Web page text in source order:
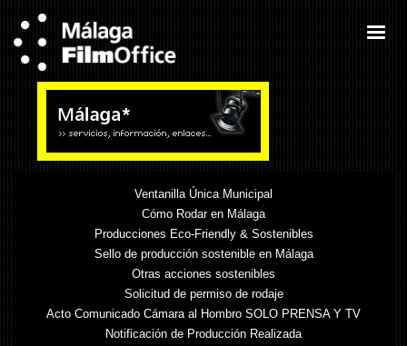
Ventanilla Única Municipal
Cómo Rodar en Málaga
Producciones Eco-Friendly & Sostenibles
Sello de producción sostenible en Málaga
Otras acciones sostenibles
Solicitud de permiso de rodaje
Acto Comunicado Cámara al Hombro SOLO PRENSA Y TV
Notificación de Producción Realizada